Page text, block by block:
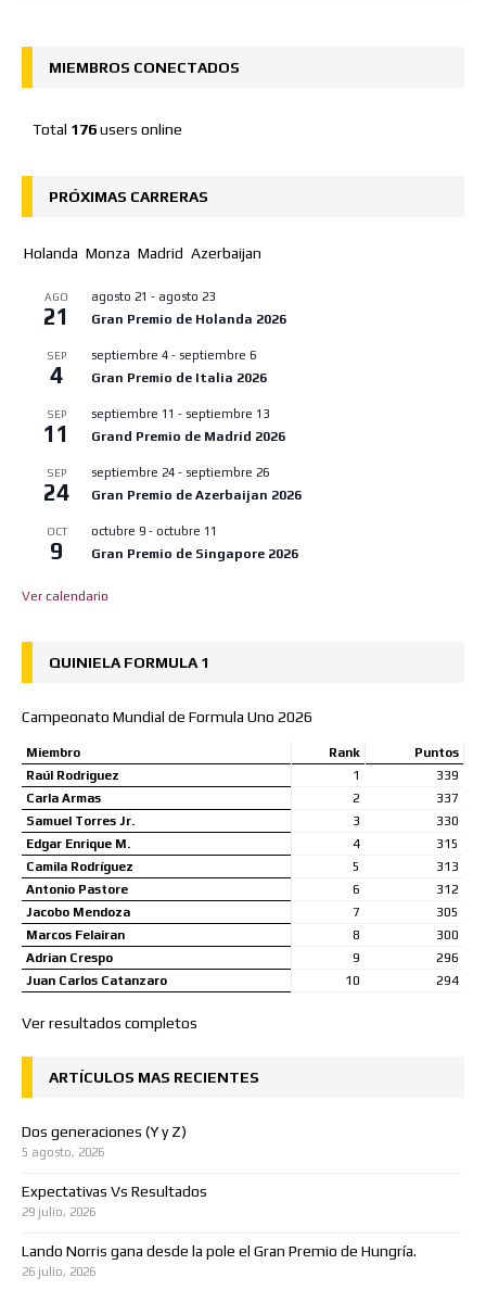
MIEMBROS CONECTADOS
Total 176users online
PRÓXIMAS CARRERAS
Holanda Monza Madrid Azerbaijan
AGO
21
agosto 21 - agosto 23
Gran Premio de Holanda 2026
SEP
4
septiembre 4 - septiembre 6
Gran Premio de Italia 2026
SEP
11
septiembre 11 - septiembre 13
Grand Premio de Madrid 2026
SEP
24
septiembre 24 - septiembre 26
Gran Premio de Azerbaijan 2026
OCT
9
octubre 9 - octubre 11
Gran Premio de Singapore 2026
Ver calendario
QUINIELA FORMULA 1
Campeonato Mundial de Formula Uno 2026
Miembro Rank
Puntos
Raúl Rodriguez
1
339
Carla Armas
2
337
Samuel Torres Jr.
3
330
Edgar Enrique M.
4
315
Camila Rodríguez
5
313
Antonio Pastore
6
312
Jacobo Mendoza
7
305
Marcos Felairan
8
300
Adrian Crespo
9
296
Juan Carlos Catanzaro
10 294
Ver resultados completos
ARTÍCULOS MAS RECIENTES
Dos generaciones (Y y Z)
5 agosto, 2026
Expectativas Vs Resultados
29 julio, 2026
Lando Norris gana desde la pole el Gran Premio de Hungría.
26 julio, 2026